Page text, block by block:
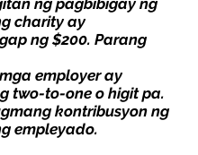
ng pagbibigay ng
charity ay
ng $200. Parang
employer ay
two-to-one o higit pa.
kontribusyon ng
empleyado.